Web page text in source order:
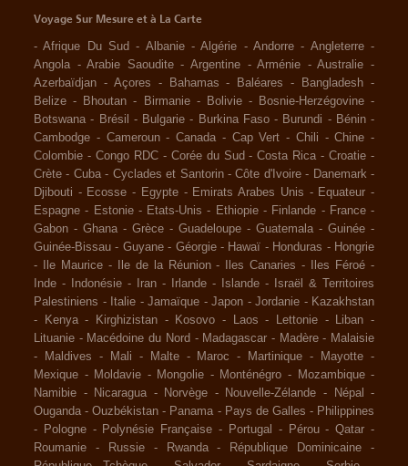
Voyage Sur Mesure et à La Carte
-Afrique Du Sud - Albanie -Algérie -Andorre - Angleterre -
Angola -Arabie Saoudite -Argentine -Arménie -Australie -
Azerbaïdjan - Açores - Bahamas - Baléares - Bangladesh -
Belize - Bhoutan - Birmanie - Bolivie - Bosnie-Herzégovine -
Botswana - Brésil - Bulgarie - Burkina Faso - Burundi - Bénin -
Cambodge - Cameroun - Canada - Cap Vert - Chili -Chine -
Colombie - Congo RDC - Corée du Sud -Costa Rica -Croatie -
Crète - Cuba - Cyclades et Santorin -Côte d'Ivoire - Danemark -
Djibouti - Ecosse - Egypte - Emirats Arabes Unis - Equateur -
Espagne - Estonie - Etats-Unis - Ethiopie - Finlande - France -
Gabon - Ghana - Grèce - Guadeloupe - Guatemala - Guinée -
Guinée-Bissau - Guyane - Géorgie - Hawaï - Honduras - Hongrie
-
Ile Maurice - Ile de la Réunion - Iles Canaries - Iles Féroé -
Inde - Indonésie - Iran - Irlande - Islande -
Israël & Territoires
Palestiniens - Italie - Jamaïque - Japon - Jordanie - Kazakhstan
-
Kenya - Kirghizistan - Kosovo - Laos - Lettonie - Liban -
Lituanie - Macédoine du Nord - Madagascar - Madère - Malaisie
-
Maldives - Mali - Malte - Maroc - Martinique - Mayotte -
Mexique - Moldavie - Mongolie - Monténégro - Mozambique -
Namibie - Nicaragua - Norvège - Nouvelle-Zélande - Népal
-
Ouganda -Ouzbékistan - Panama - Pays de Galles - Philippines
-
Pologne - Polynésie Française - Portugal - Pérou -Qatar -
Roumanie
- Russie - Rwanda - République Dominicaine
-